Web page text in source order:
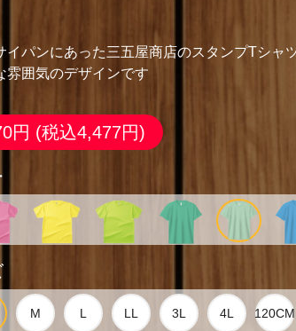
イパンにあった三五屋商店のスタンプTシャ
雰囲気のデザインです
円 (税込4,477円)